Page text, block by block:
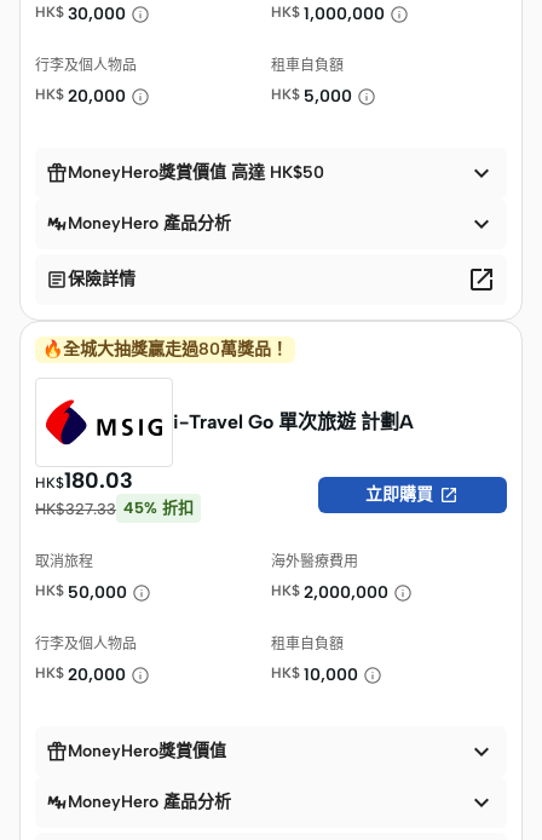
HK$ 30,000
HK$ 1,000,000
行李及個人物品
HK$ 20,000
租車自負額
HK$ 5,000
MoneyHero獎賞價值 高達 HK$50 
MoneyHero 產品分析 
保險詳情 
🔥全城大抽獎贏走過80萬獎品！
i-Travel Go 單次旅遊 計劃A
HK$180.03
HK$327.33 45% 折扣
立即購買 
取消旅程
HK$ 50,000
海外醫療費用
HK$ 2,000,000
行李及個人物品
HK$ 20,000
租車自負額
HK$ 10,000
MoneyHero獎賞價值 
MoneyHero 產品分析 